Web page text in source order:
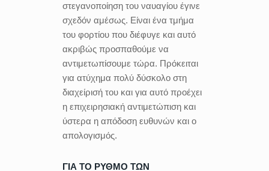
στεγανοποίηση του ναυαγίου έγινε
σχεδόν αμέσως. Είναι ένα τμήμα
του φορτίου που διέφυγε και αυτό
ακριβώς προσπαθούμε να
αντιμετωπίσουμε τώρα. Πρόκειται
για ατύχημα πολύ δύσκολο στη
διαχείρισή του και για αυτό προέχει
η επιχειρησιακή αντιμετώπιση και
ύστερα η απόδοση ευθυνών και ο
απολογισμός.
ΓΙΑ ΤΟ ΡΥΘΜΟ ΤΩΝ